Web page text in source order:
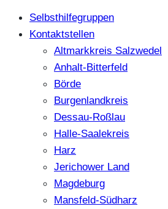
Selbsthilfegruppen
Kontaktstellen
Altmarkkreis Salzwedel
Anhalt-Bitterfeld
Börde
Burgenlandkreis
Dessau-Roßlau
Halle-Saalekreis
Harz
Jerichower Land
Magdeburg
Mansfeld-Südharz